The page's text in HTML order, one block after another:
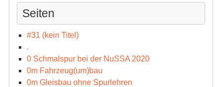
Seiten
#31 (kein Titel)
.
0 Schmalspur bei der NuSSA 2020
0m Fahrzeug(um)bau
0m Gleisbau ohne Spurlehren